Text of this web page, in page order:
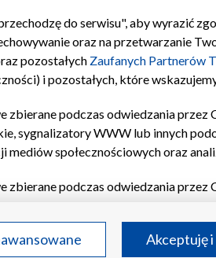
Regulamin TVP
do serwisu", aby wyrazić
oraz na przetwarzanie
pozostałych Zaufanych Partnerów
i pozostałych, które
zbierane podczas odwiedzania przez
sygnalizatory WWW lub innych
mediów społecznościowych oraz
zbierane podczas odwiedzania przez
następujących celów i funkcji:
spersonalizowanych reklam,
Akceptuję